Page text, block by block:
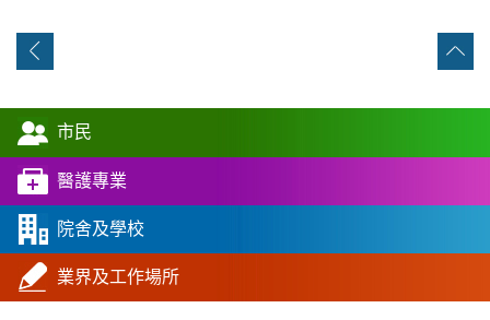
市民
醫護專業
院舍及學校
業界及工作場所